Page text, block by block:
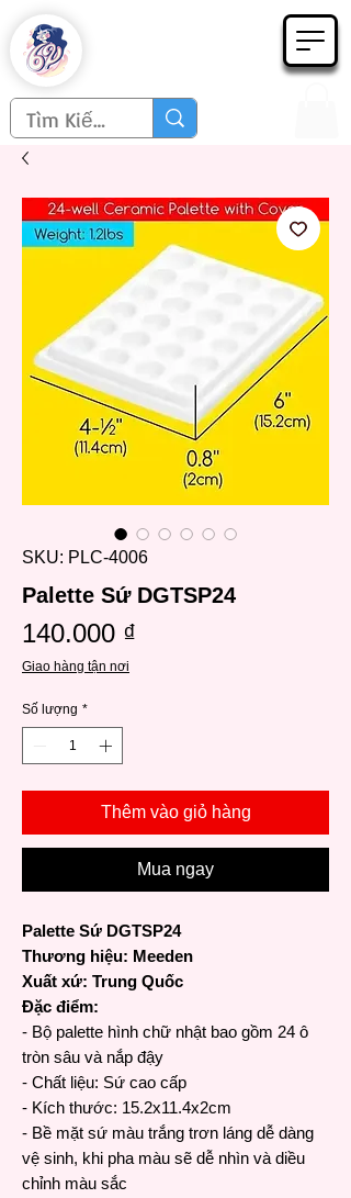
SKU: PLC-4006
Palette Sứ DGTSP24
140.000 ₫
Giao hàng tận nơi
Số lượng *
Thêm vào giỏ hàng
Mua ngay
Palette Sứ DGTSP24
Thương hiệu: Meeden
Xuất xứ: Trung Quốc
Đặc điểm:
- Bộ palette hình chữ nhật bao gồm 24 ô
tròn sâu và nắp đậy
- Chất liệu: Sứ cao cấp
- Kích thước: 15.2x11.4x2cm
- Bề mặt sứ màu trắng trơn láng dễ dàng
vệ sinh, khi pha màu sẽ dễ nhìn và diều
chỉnh màu sắc